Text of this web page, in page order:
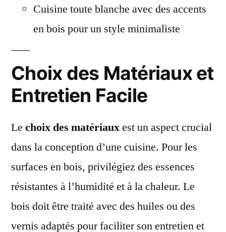
Cuisine toute blanche avec des accents
en bois pour un style minimaliste
Choix des Matériaux et
Entretien Facile
Le choix des matériauxest un aspect crucial
dans la conception d’une cuisine. Pour les
surfaces en bois, privilégiez des essences
résistantes à l’humidité et à la chaleur. Le
bois doit être traité avec des huiles ou des
vernis adaptés pour faciliter son entretien et